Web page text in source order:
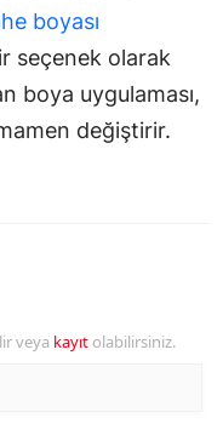
boyası
seçenek olarak
boya uygulaması,
değiştirir.
veya kayıt olabilirsiniz.